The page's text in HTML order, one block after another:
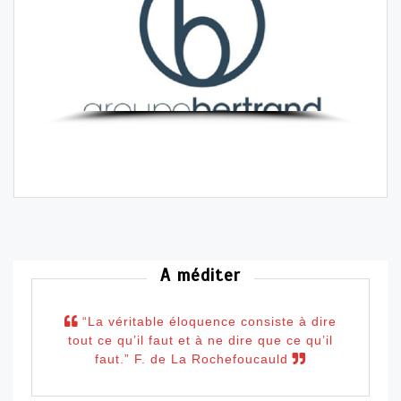
A méditer
“La véritable éloquence consiste à dire
tout ce qu’il faut et à ne dire que ce qu’il
faut.” F. de La Rochefoucauld